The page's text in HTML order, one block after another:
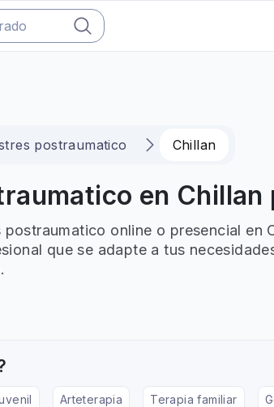
postraumatico Chillan
en Chillan
online o presencial en
que se adapte a tus
Arteterapia Terapia familiar